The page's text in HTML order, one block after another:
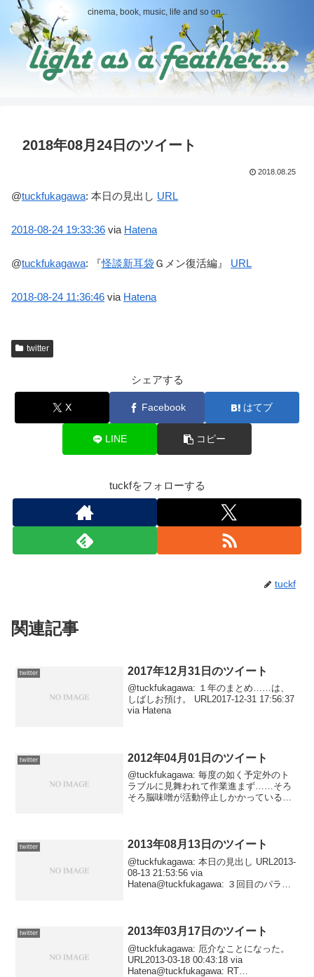
cinema, book, music, life and so on...
2018年08月24日のツイート
2018.08.25
@tuckfukagawa: 本日の見出し URL
2018-08-24 19:33:36 via Hatena
@tuckfukagawa: 『怪談新耳袋 Ｇメン復活編』 URL
2018-08-24 11:36:46 via Hatena
twitter
シェアする
X Facebook はてブ
LINE コピー
tuckfをフォローする
tuckf
関連記事
twitter 2017年12月31日のツイート
@tuckfukagawa: １年のまとめ……は、
しばしお預け。 URL2017-12-31 17:56:37
via Hatena
twitter 2012年04月01日のツイート
@tuckfukagawa: 毎度の如く予定外のト
ラブルに見舞われて作業進まず……そろ
そろ脳味噌が活動停止しかかっているの
twitter 2013年08月13日のツイート
@tuckfukagawa: 本日の見出し URL2013-
08-13 21:53:56 via
Hatena@tuckfukagawa: ３回目のパラダ
twitter 2013年03月17日のツイート
@tuckfukagawa: 厄介なことになった。
URL2013-03-18 00:43:18 via
Hatena@tuckfukagawa: RT